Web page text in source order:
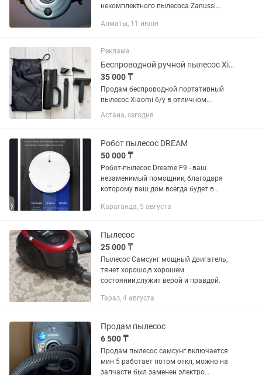
некомплектного пылесоса Zanussi
Алматы, 11 июля
Реклама
Беспроводной ручной пылесос Xiaomi MJXCQ01QW / Для авто и дома
35 000 ₸
Продам беспроводной портативный
пылесос Хiaomi б/у в отличном
состоянии. Идеальное решение для
сухой уборки салона автомобиля,
ковриков, щелей и других небольших...
Астана, сегодня
Робот пылесос DREAM
50 000 ₸
Робот-пылесос Dreame F9 - ваш
незаменимый помощник, благодаря
которому ваш дом всегда будет в
справится с пылью на полу, шерстью
мелким...
Караганда, 5 августа
Пылесос
25 000 ₸
Пылесос Самсунг мощный двигатель,
тянет хорошо,в хорошем
состоянии,служит верой и правдой.
Тараз, 4 августа
Продам пылесос
6 500 ₸
Продам пылесос самсунг включается
мин 5 работает потом откл, можно на
запчасти был заменен электро